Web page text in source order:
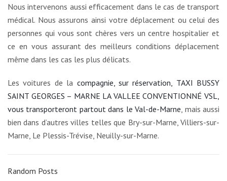
Nous intervenons aussi efficacement dans le cas de transport
médical. Nous assurons ainsi votre déplacement ou celui des
personnes qui vous sont chères vers un centre hospitalier et
ce en vous assurant des meilleurs conditions déplacement
même dans les cas les plus délicats.
Les voitures de la compagnie, sur réservation, TAXI BUSSY
SAINT GEORGES – MARNE LA VALLEE CONVENTIONNÉ VSL,
vous transporteront partout dans le Val-de-Marne , mais aussi
bien dans d’autres villes telles que Bry-sur-Marne, Villiers-sur-
Marne, Le Plessis-Trévise, Neuilly-sur-Marne.
Random Posts